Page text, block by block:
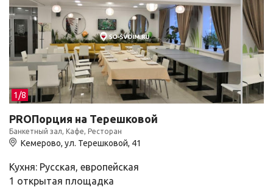
1/8
PROПорция на Терешковой
Банкетный зал, Кафе, Ресторан
Кемерово, ул. ​Терешковой, 41
Кухня: Русская, европейская
1 открытая площадка